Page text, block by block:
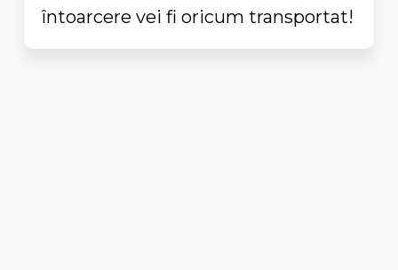
întoarcere vei fi oricum transportat!